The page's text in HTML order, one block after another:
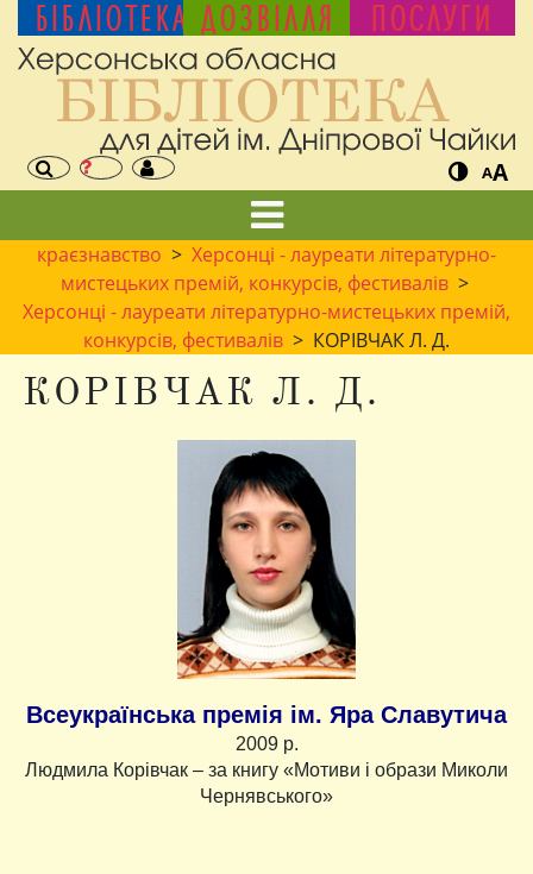
БІБЛІОТЕКА ДОЗВІЛЛЯ ПОСЛУГИ
AA
краєзнавство > Херсонці - лауреати літературно-
мистецьких премій, конкурсів, фестивалів>
Херсонці - лауреати літературно-мистецьких премій,
конкурсів, фестивалів > КОРІВЧАК Л. Д.
КОРІВЧАК Л. Д.
Всеукраїнська премія ім. Яра Славутича
2009 р.
Людмила Корівчак – за книгу «Мотиви і образи Миколи
Чернявського»